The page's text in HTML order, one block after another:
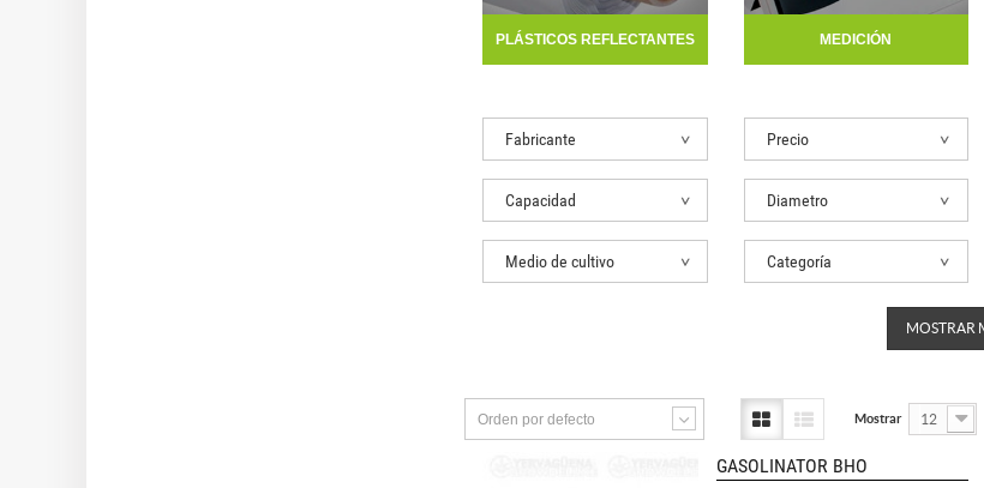
PLÁSTICOS REFLECTANTES MEDICIÓN
Fabricante Precio
Capacidad Diametro
Medio de cultivo Categoría
MOSTRAR
Orden por defecto Mostrar 12
GASOLINATOR BHO